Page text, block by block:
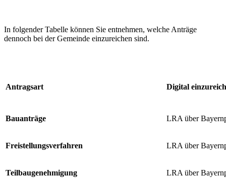
In folgender Tabelle können Sie entnehmen, welche Anträge
dennoch bei der Gemeinde einzureichen sind.
Antragsart Digital
Bauanträge LRA über
Freistellungsverfahren LRA über
Teilbaugenehmigung LRA über